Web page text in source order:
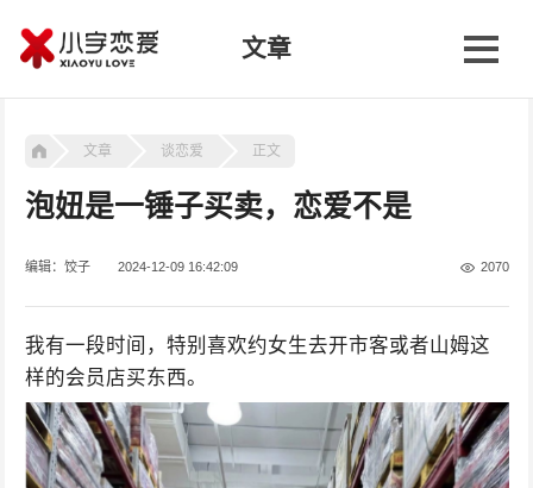
文章
文章 谈恋爱 正文
泡妞是一锤子买卖，恋爱不是
编辑：饺子 2024-12-09 16:42:09 2070
我有一段时间，特别喜欢约女生去开市客或者山姆这
样的会员店买东西。